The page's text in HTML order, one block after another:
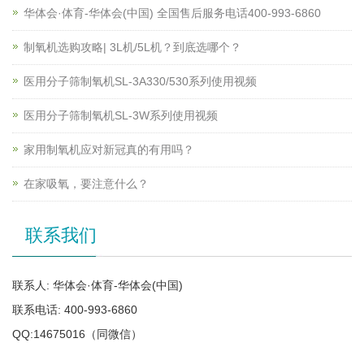
华体会·体育-华体会(中国) 全国售后服务电话400-993-6860
制氧机选购攻略| 3L机/5L机？到底选哪个？
医用分子筛制氧机SL-3A330/530系列使用视频
医用分子筛制氧机SL-3W系列使用视频
家用制氧机应对新冠真的有用吗？
在家吸氧，要注意什么？
联系我们
联系人: 华体会·体育-华体会(中国)
联系电话: 400-993-6860
QQ:14675016（同微信）